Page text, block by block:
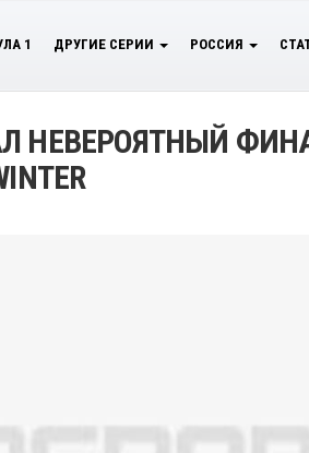
1 ДРУГИЕ СЕРИИ РОССИЯ
НЕВЕРОЯТНЫЙ